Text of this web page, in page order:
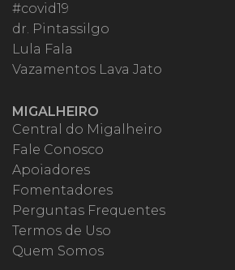
#covid19
dr. Pintassilgo
Lula Fala
Vazamentos Lava Jato
MIGALHEIRO
Central do Migalheiro
Fale Conosco
Apoiadores
Fomentadores
Perguntas Frequentes
Termos de Uso
Quem Somos